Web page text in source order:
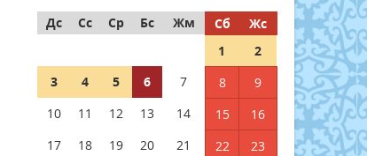
Дс
Сс Ср Бс Жм Сб
Жс
1
2
3
4 5 6 7 8
9
10
11 12 13 14 15
16
17
18 19 20 21 22
23